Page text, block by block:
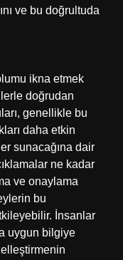
ve bu doğrultuda
ikna etmek
doğrudan
genellikle bu
daha etkin
sunacağına dair
ne kadar
ve onaylama
bu
İnsanlar
uygun bilgiye